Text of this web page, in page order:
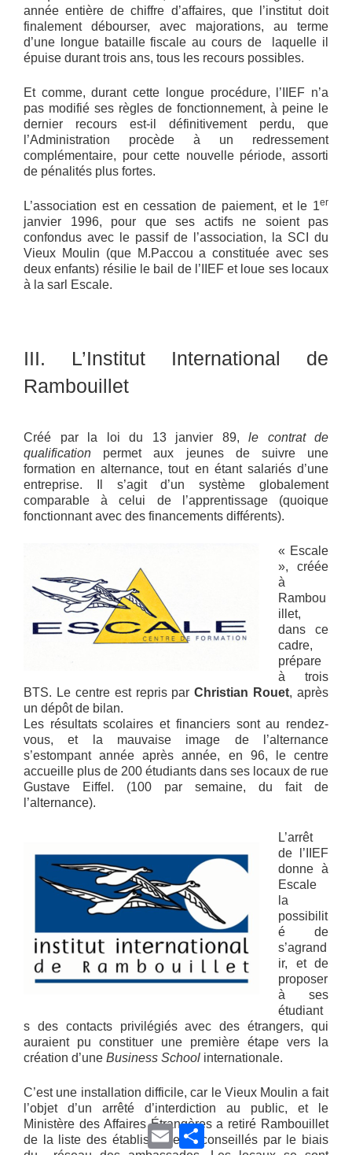
année entière de chiffre d’affaires, que l’institut doit
finalement débourser, avec majorations, au terme
d’une longue bataille fiscale au cours de laquelle il
épuise durant trois ans, tous les recours possibles.
Et comme, durant cette longue procédure, l’IIEF n’a
pas modifié ses règles de fonctionnement, à peine le
dernier recours est-il définitivement perdu, que
l’Administration procède à un redressement
complémentaire, pour cette nouvelle période, assorti
de pénalités plus fortes.
L’association est en cessation de paiement, et le 1er
janvier 1996, pour que ses actifs ne soient pas
confondus avec le passif de l’association, la SCI du
Vieux Moulin (que M.Paccou a constituée avec ses
deux enfants) résilie le bail de l’IIEF et loue ses locaux
à la sarl Escale.
III. L’Institut International de
Rambouillet
Créé par la loi du 13 janvier 89, le contrat de
qualification permet aux jeunes de suivre une
formation en alternance, tout en étant salariés d’une
entreprise. Il s’agit d’un système globalement
comparable à celui de l’apprentissage (quoique
fonctionnant avec des financements différents).
« Escale
», créée
à
Rambou
illet,
dans ce
cadre,
prépare
à trois
BTS. Le centre est repris parChristian Rouet, après
un dépôt de bilan.
Les résultats scolaires et financiers sont au rendez-
vous, et la mauvaise image de l’alternance
s’estompant année après année, en 96, le centre
accueille plus de 200 étudiants dans ses locaux de rue
Gustave Eiffel. (100 par semaine, du fait de
l’alternance).
L’arrêt
de l’IIEF
donne à
Escale
la
possibilit
é de
s’agrand
ir, et de
proposer
à ses
étudiant
s des contacts privilégiés avec des étrangers, qui
auraient pu constituer une première étape vers la
création d’une Business School internationale.
C’est une installation difficile, car le Vieux Moulin a fait
l’objet d’un arrêté d’interdiction au public, et le
Ministère des Affaires Étrangères a retiré Rambouillet
de la liste des établissements conseillés par le biais
E
m
P
a